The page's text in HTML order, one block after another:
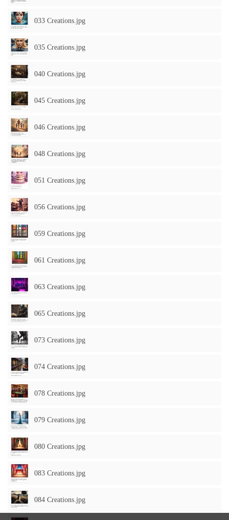
033 Creations.jpg
035 Creations.jpg
040 Creations.jpg
045 Creations.jpg
046 Creations.jpg
048 Creations.jpg
051 Creations.jpg
056 Creations.jpg
059 Creations.jpg
061 Creations.jpg
063 Creations.jpg
065 Creations.jpg
073 Creations.jpg
074 Creations.jpg
078 Creations.jpg
079 Creations.jpg
080 Creations.jpg
083 Creations.jpg
084 Creations.jpg